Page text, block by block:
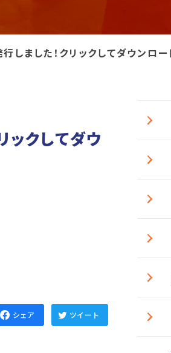
しました！クリックしてダウンロー
ックしてダウ
シェア ツイート